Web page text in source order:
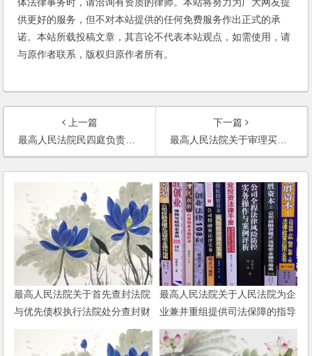
体法律事务时，请洽询有资质的律师。本站将努力为广大网友提
供更好的服务，但不对本站提供的任何免费服务作出正式的承
诺。本站所载投稿文章，其言论不代表本站观点，如需使用，请
与原作者联系，版权归原作者所有。
上一篇
最高人民法院民四庭负责人就《关于审理海上货运代理纠纷案件若干问题的规定》答记者问
下一篇
最高人民法院关于审理买卖合同纠纷案件适用法律问题的解释
最高人民法院关于首先查封法院
与优先债权执行法院处分查封财
最高人民法院关于人民法院为企
业兼并重组提供司法保障的指导
意见